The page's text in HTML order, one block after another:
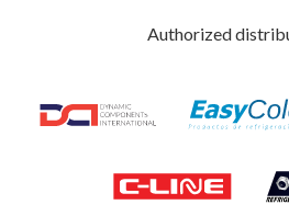
Authorized